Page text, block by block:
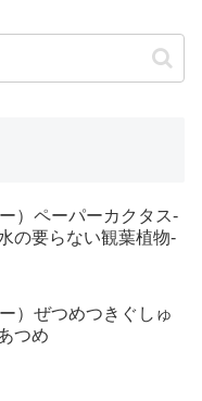
）ペーパーカクタス-
の要らない観葉植物-
）ぜつめつきぐしゅ
つめ